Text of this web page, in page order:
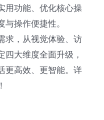
用功能、优化核心操
操作便捷性。
求，从视觉体验、访
四大维度全面升级，
更高效、更智能。详